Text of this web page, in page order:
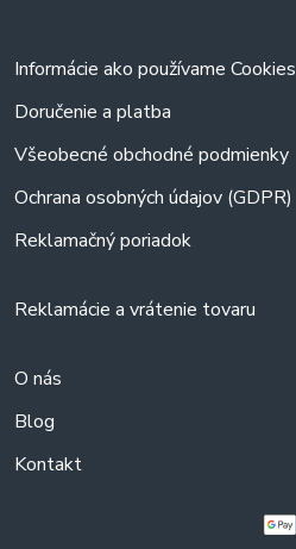
Informácie ako používame Cookies
Doručenie a platba
Všeobecné obchodné podmienky
Ochrana osobných údajov (GDPR)
Reklamačný poriadok
Reklamácie a vrátenie tovaru
O nás
Blog
Kontakt